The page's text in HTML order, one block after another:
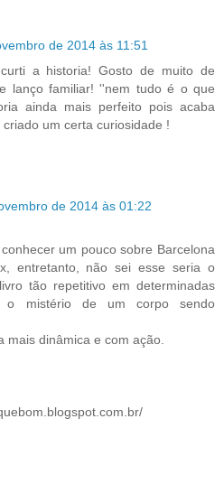
de 2014 às 11:51
a historia! Gosto de muito de
lanço familiar! ''nem tudo é o que
ainda mais perfeito pois acaba
um certa curiosidade !
de 2014 às 01:22
um pouco sobre Barcelona
entretanto, não sei esse seria o
tão repetitivo em determinadas
o mistério de um corpo sendo
mais dinâmica e com ação.